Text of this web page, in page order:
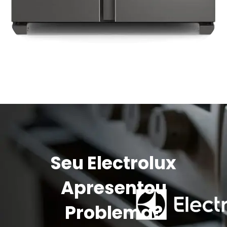
Seu Electrolux
Apresentou
Problema?